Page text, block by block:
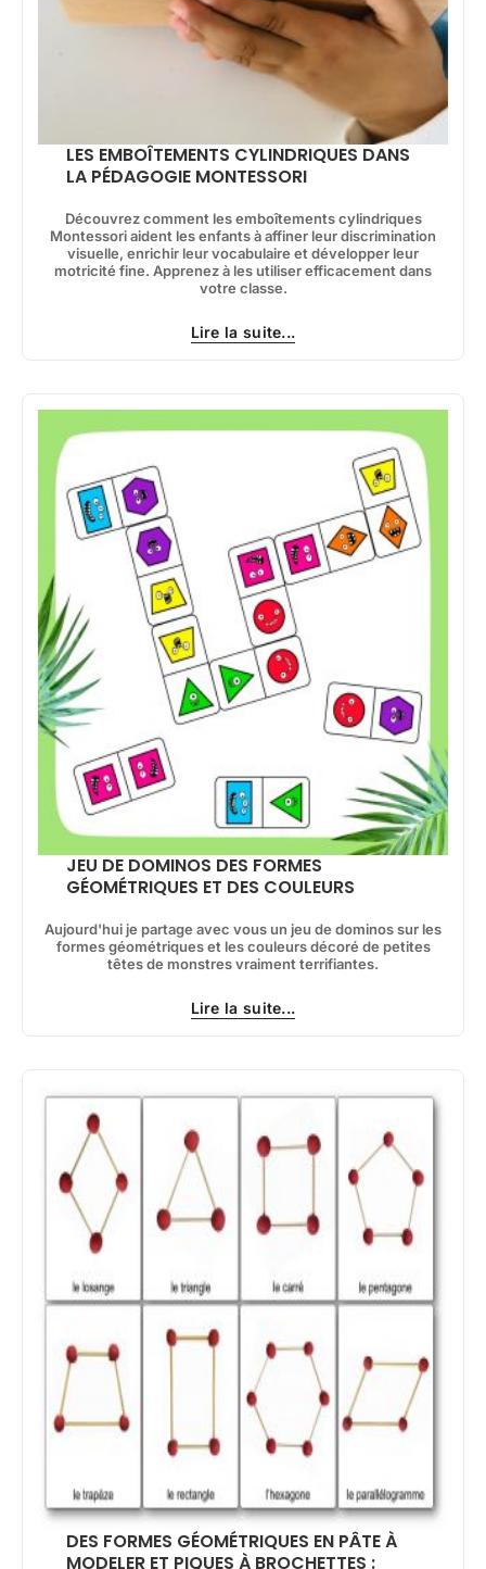
LES EMBOÎTEMENTS CYLINDRIQUES DANS
LA PÉDAGOGIE MONTESSORI
Découvrez comment les emboîtements cylindriques
Montessori aident les enfants à affiner leur discrimination
visuelle, enrichir leur vocabulaire et développer leur
motricité fine. Apprenez à les utiliser efficacement dans
votre classe.
Lire la suite...
JEU DE DOMINOS DES FORMES
GÉOMÉTRIQUES ET DES COULEURS
Aujourd'hui je partage avec vous un jeu de dominos sur les
formes géométriques et les couleurs décoré de petites
têtes de monstres vraiment terrifiantes.
Lire la suite...
DES FORMES GÉOMÉTRIQUES EN PÂTE À
MODELER ET PIQUES À BROCHETTES :